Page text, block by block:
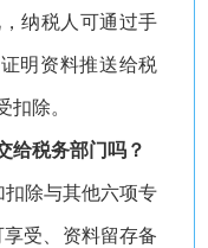
纳税人可通过手
明资料推送给税
扣除。
给税务部门吗？
除与其他六项专
受、资料留存备